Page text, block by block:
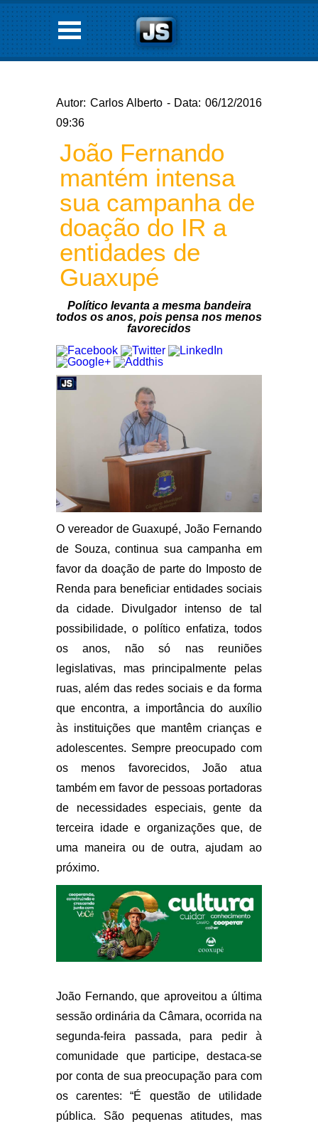
Autor: Carlos Alberto - Data: 06/12/2016
09:36
João Fernando
mantém intensa
sua campanha de
doação do IR a
entidades de
Guaxupé
Político levanta a mesma bandeira
todos os anos, pois pensa nos menos
favorecidos
O vereador de Guaxupé, João Fernando
de Souza, continua sua campanha em
favor da doação de parte do Imposto de
Renda para beneficiar entidades sociais
da cidade. Divulgador intenso de tal
possibilidade, o político enfatiza, todos
os anos, não só nas reuniões
legislativas, mas principalmente pelas
ruas, além das redes sociais e da forma
que encontra, a importância do auxílio
às instituições que mantêm crianças e
adolescentes. Sempre preocupado com
os menos favorecidos, João atua
também em favor de pessoas portadoras
de necessidades especiais, gente da
terceira idade e organizações que, de
uma maneira ou de outra, ajudam ao
próximo.
João Fernando, que aproveitou a última
sessão ordinária da Câmara, ocorrida na
segunda-feira passada, para pedir à
comunidade que participe, destaca-se
por conta de sua preocupação para com
os carentes: “É questão de utilidade
pública. São pequenas atitudes, mas